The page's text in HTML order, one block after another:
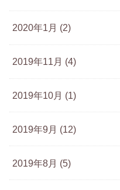
2020年1月 (2)
2019年11月 (4)
2019年10月 (1)
2019年9月 (12)
2019年8月 (5)